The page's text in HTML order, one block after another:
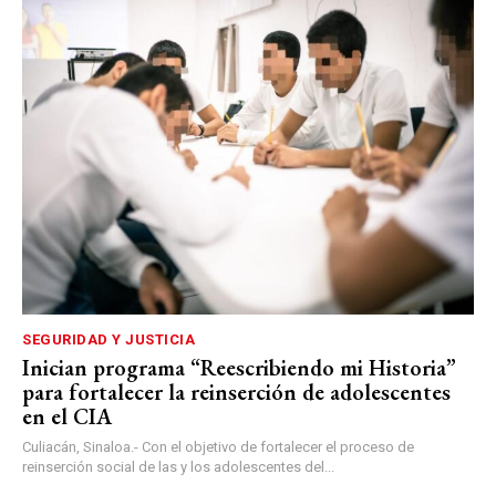
SEGURIDAD Y JUSTICIA
Inician programa “Reescribiendo mi Historia”
para fortalecer la reinserción de adolescentes
en el CIA
Culiacán, Sinaloa.- Con el objetivo de fortalecer el proceso de
reinserción social de las y los adolescentes del...